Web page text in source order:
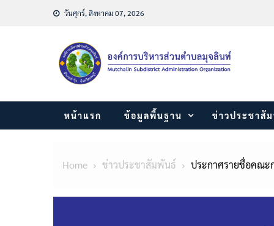
วันศุกร์, สิงหาคม 07, 2026
หน้าแรก ข้อมูลพื้นฐาน ข่าวประชาสั
Home ข่าวประชาสัมพันธ์ ประกาศรายชื่อคณะ